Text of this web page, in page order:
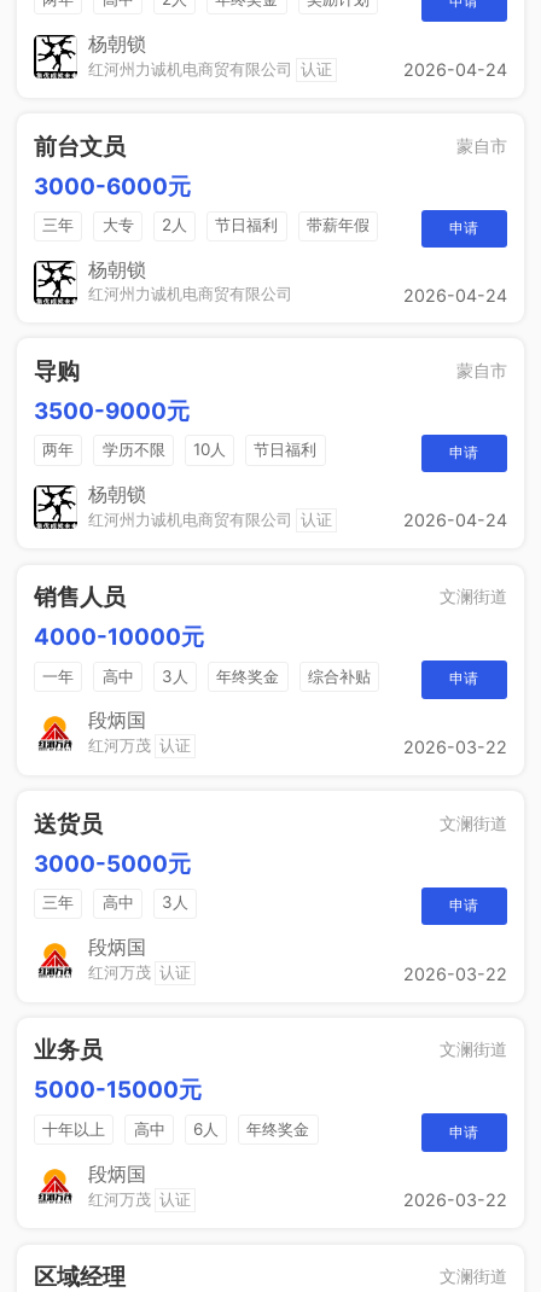
法定节假日
杨朝锁
红河州力诚机电商贸有限公司 认证 2026-04-24
前台文员 蒙自市
3000-6000元
三年 大专 2人 节日福利
带薪年假
工作餐
年终奖
申请
杨朝锁
红河州力诚机电商贸有限公司 2026-04-24
导购 蒙自市
3500-9000元
两年 学历不限 10人
节日福利
带薪年假
年终奖
申请
杨朝锁
红河州力诚机电商贸有限公司 认证 2026-04-24
销售人员 文澜街道
4000-10000元
一年 高中 3人 年终奖金
综合补贴
奖励计划
申请
段炳国
红河万茂 认证 2026-03-22
送货员 文澜街道
3000-5000元
三年 高中 3人 申请
段炳国
红河万茂 认证 2026-03-22
业务员 文澜街道
5000-15000元
十年以上 高中 6人
年终奖金
销售奖金
综合补贴
申请
段炳国
红河万茂 认证 2026-03-22
区域经理 文澜街道